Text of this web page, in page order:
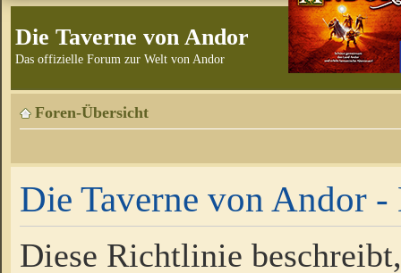
Die Taverne von Andor
Das offizielle Forum zur Welt von Andor
Foren-Übersicht
Die Taverne von Andor
Diese Richtlinie